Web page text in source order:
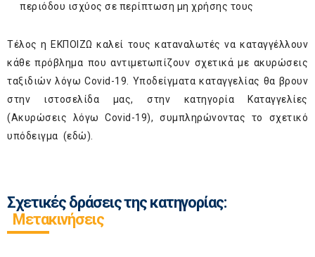
περιόδου ισχύος σε περίπτωση μη χρήσης τους
Τέλος η ΕΚΠΟΙΖΩ καλεί τους καταναλωτές να καταγγέλλουν
κάθε πρόβλημα που αντιμετωπίζουν σχετικά με ακυρώσεις
ταξιδιών λόγω Covid-19. Υποδείγματα καταγγελίας θα βρουν
στην ιστοσελίδα μας, στην κατηγορία Καταγγελίες
(Ακυρώσεις λόγω Covid-19), συμπληρώνοντας το σχετικό
υπόδειγμα (εδώ).
Σχετικές δράσεις της κατηγορίας:
Μετακινήσεις